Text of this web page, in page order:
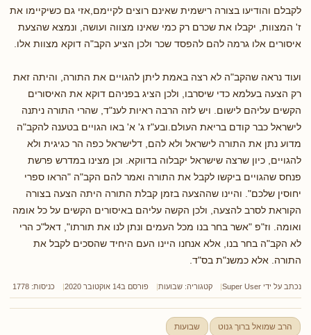
לקבלם והודיעו בצורה רישמית שאינם רוצים לקיימם,אזי גם כשיקיימו את
ז' המצוות, יקבלו את שכרם רק כמי שאינו מצווה ועושה, ונמצא שהצעת
איסורים אלו גרמה להם להפסד שכר ולכן הציע הקב"ה דוקא מצוות אלו.
ועוד נראה שהקב"ה לא רצה באמת ליתן להגויים את התורה, והיתה זאת
רק הצעה בעלמא כדי שיסרבו, ולכן הציג בפניהם דוקא את האיסורים
הקשים עליהם לישום. ויש לזה הרבה ראיות לענ"ד, שהרי התורה ניתנה
לישראל כבר קודם בריאת העולם.ובע"ז ג' א' באו הגויים בטענה להקב"ה
מדוע נתן את התורה לישראל ולא להם, דלישראל כפה הר כגיגית ולא
להגויים, כיון שרצה שישראל יקבלוה בדווקא. וכן מצינו במדרש פרשת
פנחס שהגויים ביקשו לקבל את התורה ואמר להם הקב"ה "הראו ספרי
יחוסין שלכם". והיינו שההצעה בזמן קבלת התורה היתה הצעה בצורה
הקוראת לסרב להצעה, ולכן הקשה עליהם באיסורים הקשים על כל אומה
ואומה. וז"פ "אשר בחר בנו מכל העמים ונתן לנו את תורתו", דאל"כ הרי
לא הקב"ה בחר בנו, אלא אנחנו היינו העם היחיד שהסכים לקבל את
התורה. אלא כמשנ"ת בס"ד.
נכתב על ידי Super User קטגוריה: שבועות פורסם ב14 אוקטובר 2020 כניסות: 1778
הרב שמואל ברוך גנוט שבועות